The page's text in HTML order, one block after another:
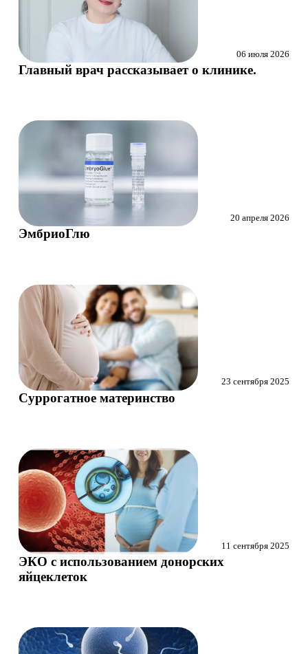
Главный врач рассказывает о клинике.
06 июля 2026
ЭмбриоГлю
20 апреля 2026
Суррогатное материнство
23 сентября 2025
ЭКО с использованием донорских
яйцеклеток
11 сентября 2025